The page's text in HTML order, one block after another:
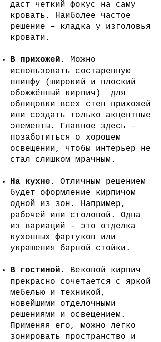
даст четкий фокус на саму
кровать. Наиболее частое
решение – кладка у изголовья
кровати.
В прихожей.
Можно
использовать состаренную
плинфу (широкий и плоский
обожжённый кирпич) для
облицовки всех стен прихожей
или создать только акцентные
элементы. Главное здесь –
позаботиться о хорошем
освещении, чтобы интерьер не
стал слишком мрачным.
На кухне.
Отличным решением
будет оформление кирпичом
одной из зон. Например,
рабочей или столовой. Одна
из вариаций - это отделка
кухонных фартуков или
украшения барной стойки.
В гостиной.
Вековой кирпич
прекрасно сочетается с яркой
мебелью и техникой,
новейшими отделочными
решениями и освещением.
Применяя его, можно легко
зонировать пространство и